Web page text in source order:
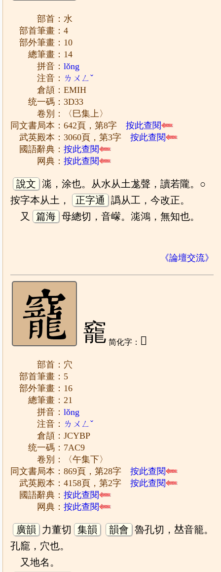
部首：水
部首筆畫：4
部外筆畫：10
總筆畫：14
拼音：lǒng
注音： ㄌㄨㄥˇ
倉頡：EMIH
统一碼：3D33
卷別：〈巳集上〉
同文書局本：642頁，第8字按此查閱
武英殿本：3060頁，第3字按此查閱
國語辭典：按此查閱
网典：按此查閱
說文 㴳，涂也。从水从土尨聲，讀若隴。○
按字本从土，
正字通
譌从工，今改正。
又
篇海 母總切，音㠓。㴳鴻，無知也。
《論壇交流》
竉 简化字： 𰩅
部首：穴
部首筆畫：5
部外筆畫：16
總筆畫：21
拼音：lǒng
注音： ㄌㄨㄥˇ
倉頡：JCYBP
统一碼：7AC9
卷別：〈午集下〉
同文書局本：869頁，第28字按此查閱
武英殿本：4158頁，第2字按此查閱
國語辭典：按此查閱
网典：按此查閱
廣韻 力董切 集韻 韻會 魯孔切，𠀤音籠。
孔竉，穴也。
又地名。